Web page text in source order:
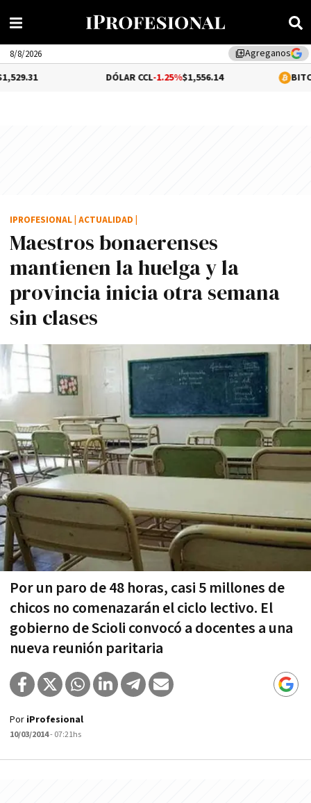
library_addAgreganos
8/8/2026
-1.25%$1,556.14 0.19%
Maestros bonaerenses
mantienen la huelga y la
provincia inicia otra semana
sin clases
Por un paro de 48 horas, casi 5 millones de
chicos no comenazarán el ciclo lectivo. El
gobierno de Scioli convocó a docentes a una
nueva reunión paritaria
IPROFESIONAL ACTUALIDAD
Por iProfesional
10/03/2014- 07:21hs